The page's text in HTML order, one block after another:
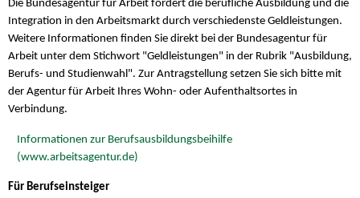
Die Bundesagentur für Arbeit fördert die berufliche Ausbildung und die
Integration in den Arbeitsmarkt durch verschiedenste Geldleistungen.
Weitere Informationen finden Sie direkt bei der Bundesagentur für
Arbeit unter dem Stichwort "Geldleistungen" in der Rubrik "Ausbildung,
Berufs- und Studienwahl". Zur Antragstellung setzen Sie sich bitte mit
der Agentur für Arbeit Ihres Wohn- oder Aufenthaltsortes in
Verbindung.
Informationen zur Berufsausbildungsbeihilfe
(www.arbeitsagentur.de)
Für Berufseinsteiger